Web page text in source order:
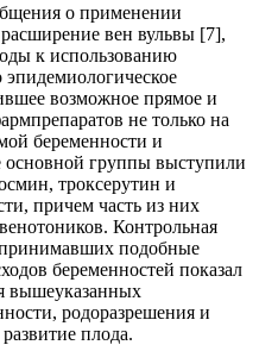
о применении
вен вульвы [7],
к использованию
возможное прямое и
не только на
беременности и
основной группы выступили
троксерутин и
причем часть из них
Контрольная
подобные
беременностей показал
вышеуказанных
родоразрешения и
плода.